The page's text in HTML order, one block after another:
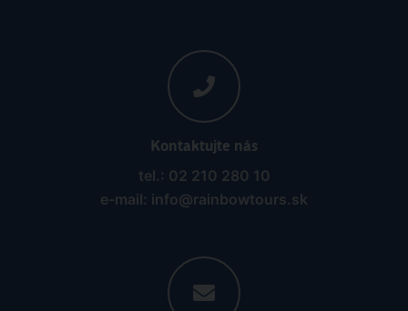
Kontaktujte nás
tel.: 02 210 280 10
e-mail: info@rainbowtours.sk